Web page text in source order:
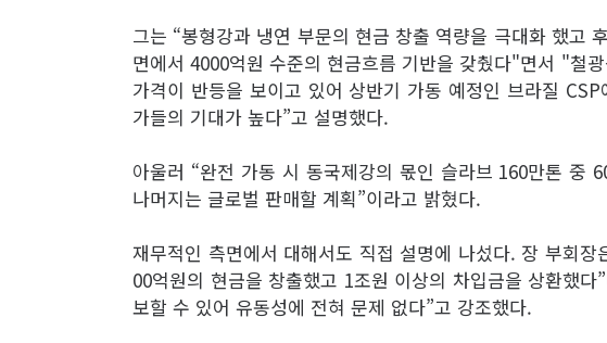
그는 “봉형강과 냉연 부문의 현금 창출 역량을 극대화 했고
면에서 4000억원 수준의 현금흐름 기반을 갖췄다"면서 "철
가격이 반등을 보이고 있어 상반기 가동 예정인 브라질
가들의 기대가 높다”고 설명했다.
아울러 “완전 가동 시 동국제강의 몫인 슬라브 160만톤 중
나머지는 글로벌 판매할 계획”이라고 밝혔다.
재무적인 측면에서 대해서도 직접 설명에 나섰다. 장 부회
00억원의 현금을 창출했고 1조원 이상의 차입금을 상환했
보할 수 있어 유동성에 전혀 문제 없다”고 강조했다.